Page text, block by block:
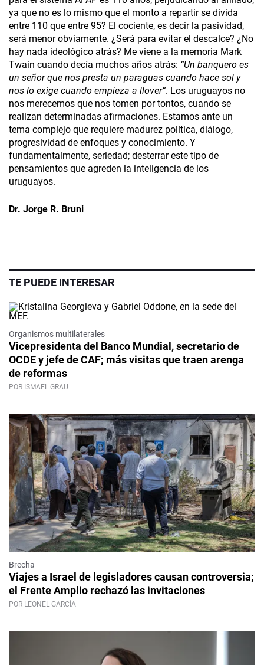
ya que no es lo mismo que el monto a repartir se divida
entre 110 que entre 95? El cociente, es decir la pasividad,
será menor obviamente. ¿Será para evitar el descalce? ¿No
hay nada ideológico atrás? Me viene a la memoria Mark
Twain cuando decía muchos años atrás: “Un banquero es
un señor que nos presta un paraguas cuando hace sol y
nos lo exige cuando empieza a llover”. Los uruguayos no
nos merecemos que nos tomen por tontos, cuando se
realizan determinadas afirmaciones. Estamos ante un
tema complejo que requiere madurez política, diálogo,
progresividad de enfoques y conocimiento. Y
fundamentalmente, seriedad; desterrar este tipo de
pensamientos que agreden la inteligencia de los
uruguayos.
Dr. Jorge R. Bruni
TE PUEDE INTERESAR
Organismos multilaterales
Vicepresidenta del Banco Mundial, secretario de
OCDE y jefe de CAF; más visitas que traen arenga
de reformas
POR ISMAEL GRAU
Brecha
Viajes a Israel de legisladores causan controversia;
el Frente Amplio rechazó las invitaciones
POR LEONEL GARCÍA